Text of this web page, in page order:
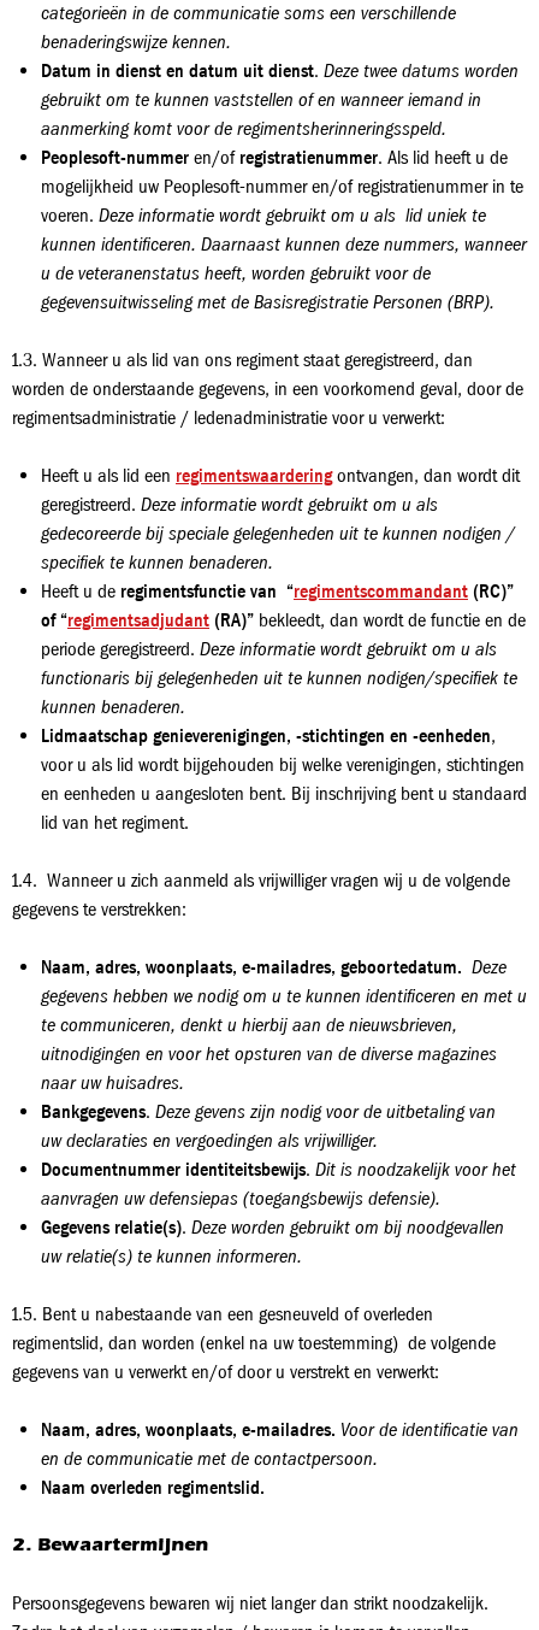
categorieën in de communicatie soms een verschillende
benaderingswijze kennen.
Datum in dienst en datum uit dienst. Deze twee datums worden
gebruikt om te kunnen vaststellen of en wanneer iemand in
aanmerking komt voor de regimentsherinneringsspeld.
Peoplesoft-nummer en/of registratienummer. Als lid heeft u de
mogelijkheid uw Peoplesoft-nummer en/of registratienummer in te
voeren. Deze informatie wordt gebruikt om u als lid uniek te
kunnen identificeren. Daarnaast kunnen deze nummers, wanneer
u de veteranenstatus heeft, worden gebruikt voor de
gegevensuitwisseling met de Basisregistratie Personen (BRP).
1.3. Wanneer u als lid van ons regiment staat geregistreerd, dan
worden de onderstaande gegevens, in een voorkomend geval, door de
regimentsadministratie / ledenadministratie voor u verwerkt:
Heeft u als lid een regimentswaardering ontvangen, dan wordt dit
geregistreerd. Deze informatie wordt gebruikt om u als
gedecoreerde bij speciale gelegenheden uit te kunnen nodigen /
specifiek te kunnen benaderen.
Heeft u de regimentsfunctie van “regimentscommandant (RC)”
of “regimentsadjudant (RA)” bekleedt, dan wordt de functie en de
periode geregistreerd. Deze informatie wordt gebruikt om u als
functionaris bij gelegenheden uit te kunnen nodigen/specifiek te
kunnen benaderen.
Lidmaatschap genieverenigingen, -stichtingen en -eenheden,
voor u als lid wordt bijgehouden bij welke verenigingen, stichtingen
en eenheden u aangesloten bent. Bij inschrijving bent u standaard
lid van het regiment.
1.4. Wanneer u zich aanmeld als vrijwilliger vragen wij u de volgende
gegevens te verstrekken:
Naam, adres, woonplaats, e-mailadres, geboortedatum. Deze
gegevens hebben we nodig om u te kunnen identificeren en met u
te communiceren, denkt u hierbij aan de nieuwsbrieven,
uitnodigingen en voor het opsturen van de diverse magazines
naar uw huisadres.
Bankgegevens. Deze gevens zijn nodig voor de uitbetaling van
uw declaraties en vergoedingen als vrijwilliger.
Documentnummer identiteitsbewijs. Dit is noodzakelijk voor het
aanvragen uw defensiepas (toegangsbewijs defensie).
Gegevens relatie(s). Deze worden gebruikt om bij noodgevallen
uw relatie(s) te kunnen informeren.
1.5. Bent u nabestaande van een gesneuveld of overleden
regimentslid, dan worden (enkel na uw toestemming) de volgende
gegevens van u verwerkt en/of door u verstrekt en verwerkt:
Naam, adres, woonplaats, e-mailadres. Voor de identificatie van
en de communicatie met de contactpersoon.
Naam overleden regimentslid.
2. Bewaartermijnen
Persoonsgegevens bewaren wij niet langer dan strikt noodzakelijk.